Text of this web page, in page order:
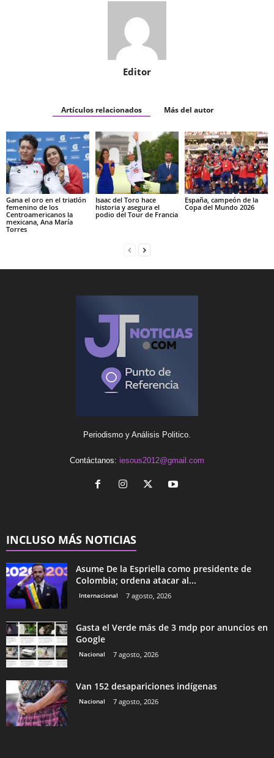
Editor
Artículos relacionados Más del autor
Gana el oro en el triatlón
femenino de los
Centroamericanos la
mexicana, Ana María
Torres
Isaac del Toro hace
historia y asegura el
podio del Tour de Francia
España, campeón de la
Copa del Mundo 2026
Periodismo y Análisis Politico.
Contáctanos: iesous2012@gmail.com
INCLUSO MÁS NOTICIAS
Asume De la Espriella como presidente de
Colombia; ordena atacar al...
Internacional 7 agosto, 2026
Gasta el Verde más de 3 mdp por anuncios en
Google
Nacional 7 agosto, 2026
Van 152 desapariciones indígenas
Nacional 7 agosto, 2026